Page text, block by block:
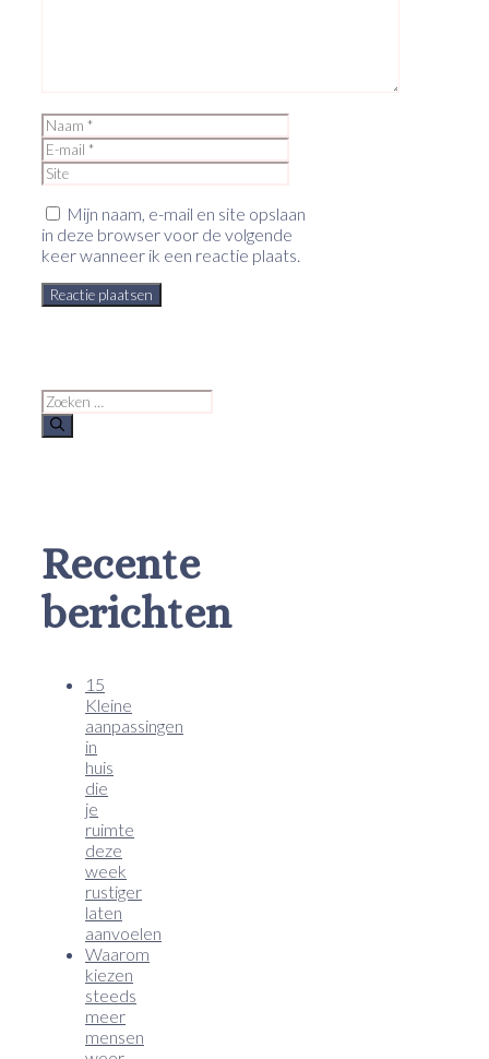
Naam
mail
Mijn naam, e-mail en site opslaan
in deze browser voor de volgende
keer wanneer ik een reactie plaats.
Zoek
naar:
Recente
berichten
15
Kleine
aanpassingen
in
huis
die
je
ruimte
deze
week
rustiger
laten
aanvoelen
Waarom
kiezen
steeds
meer
mensen